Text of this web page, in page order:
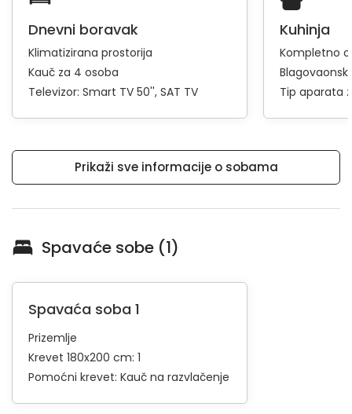
Dnevni boravak
Klimatizirana prostorija
Kauč za 4 osoba
Televizor: Smart TV 50'' SAT TV
Kuhinja
Kompletno
Tip aparata
Prikaži sve informacije o sobama
Spavaće sobe (1)
Spavaća soba 1
Prizemlje
Krevet 180x200 cm: 1
Pomoćni krevet: Kauč na razvlačenje